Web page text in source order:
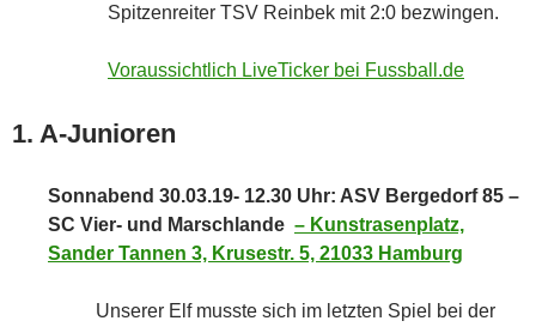
Spitzenreiter TSV Reinbek mit 2:0 bezwingen.
Voraussichtlich LiveTicker bei Fussball.de
1. A-Junioren
Sonnabend 30.03.19- 12.30 Uhr: ASV Bergedorf 85 –
SC Vier- und Marschlande – Kunstrasenplatz,
Sander Tannen 3, Krusestr. 5, 21033 Hamburg
Unserer Elf musste sich im letzten Spiel bei der